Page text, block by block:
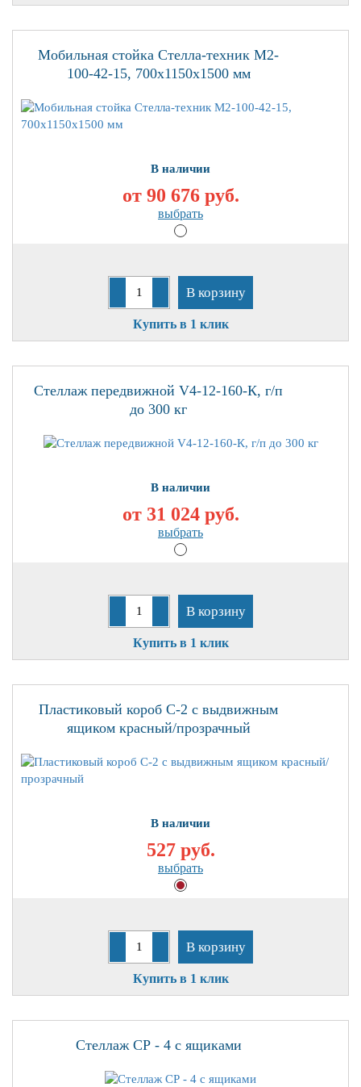
Мобильная стойка Стелла-техник M2-
100-42-15, 700х1150х1500 мм
В наличии
от 90 676руб.
выбрать
В корзину
Купить в 1 клик
Стеллаж передвижной V4-12-160-К, г/п
до 300 кг
В наличии
от 31 024руб.
выбрать
В корзину
Купить в 1 клик
Пластиковый короб С-2 с выдвижным
ящиком красный/прозрачный
В наличии
527 руб.
выбрать
В корзину
Купить в 1 клик
Стеллаж СР - 4 с ящиками